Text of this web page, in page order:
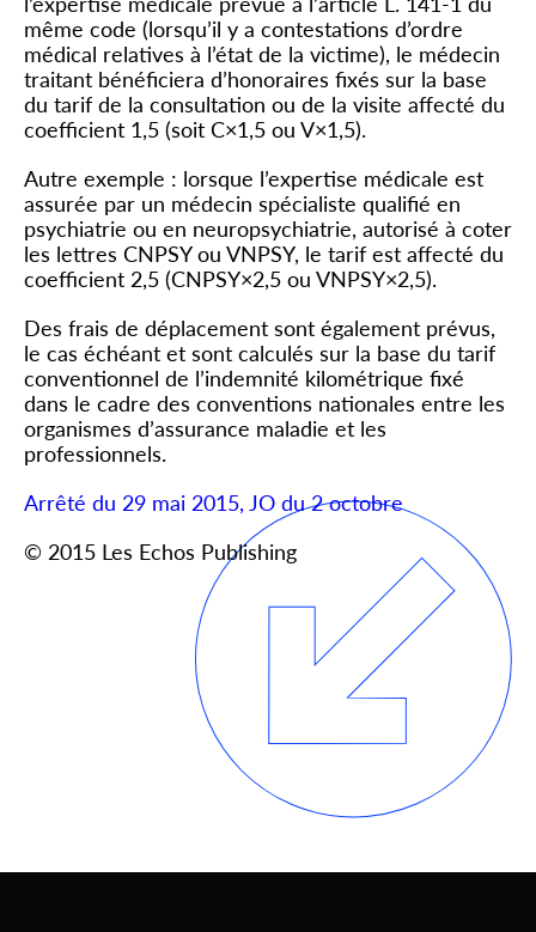
même code (lorsqu’il y a contestations d’ordre
médical relatives à l’état de la victime), le médecin
traitant bénéficiera d’honoraires fixés sur la base
du tarif de la consultation ou de la visite affecté du
coefficient 1,5 (soit C×1,5 ou V×1,5).
Autre exemple : lorsque l’expertise médicale est
assurée par un médecin spécialiste qualifié en
psychiatrie ou en neuropsychiatrie, autorisé à coter
les lettres CNPSY ou VNPSY, le tarif est affecté du
coefficient 2,5 (CNPSY×2,5 ou VNPSY×2,5).
Des frais de déplacement sont également prévus,
le cas échéant et sont calculés sur la base du tarif
conventionnel de l’indemnité kilométrique fixé
dans le cadre des conventions nationales entre les
organismes d’assurance maladie et les
professionnels.
Arrêté du 29 mai 2015, JO du 2 octobre
© 2015 Les Echos Publishing